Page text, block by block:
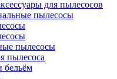
для пылесосов
пылесосы
пылесосы
пылесоса
бельём